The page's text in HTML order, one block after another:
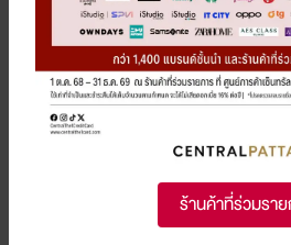
ยอดนิยมมาใหม่
รับพอยท์แรงส์ ตั้งแต่บาทแรก 12
วันเท่านั้น! ที่ร้านค้าในเครือเซ็นทรัล
1 ส.ค. 69 - 12 ส.ค. 69
รับคูป
สูงสุด
เซ็นท
1 ส.ค
ร้านค้าที่ร่วมรา